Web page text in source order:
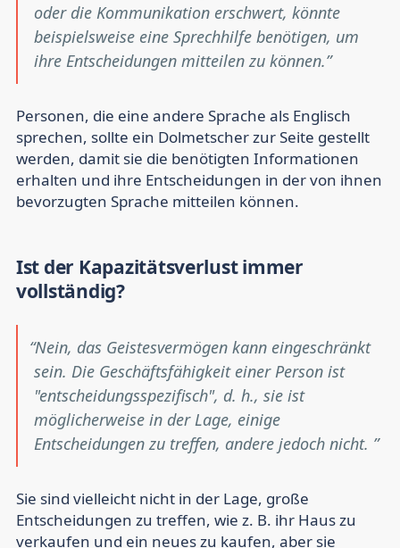
oder die Kommunikation erschwert, könnte
beispielsweise eine Sprechhilfe benötigen, um
ihre Entscheidungen mitteilen zu können.
Personen, die eine andere Sprache als Englisch
sprechen, sollte ein Dolmetscher zur Seite gestellt
werden, damit sie die benötigten Informationen
erhalten und ihre Entscheidungen in der von ihnen
bevorzugten Sprache mitteilen können.
Ist der Kapazitätsverlust immer
vollständig?
Nein, das Geistesvermögen kann eingeschränkt
sein. Die Geschäftsfähigkeit einer Person ist
"entscheidungsspezifisch", d. h., sie ist
möglicherweise in der Lage, einige
Entscheidungen zu treffen, andere jedoch nicht.
Sie sind vielleicht nicht in der Lage, große
Entscheidungen zu treffen, wie z. B. ihr Haus zu
verkaufen und ein neues zu kaufen, aber sie